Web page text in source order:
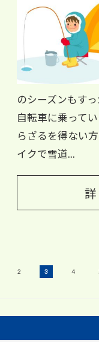
のシーズンもす
自転車に乗って
らざるを得ない
イクで雪道...
2 3 4